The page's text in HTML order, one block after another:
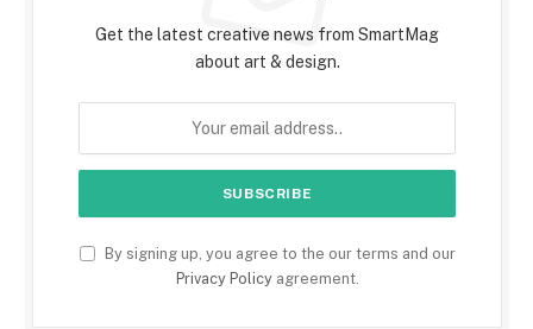
Get the latest creative news from SmartMag
about art & design.
By signing up, you agree to the our terms and our
Privacy Policyagreement.